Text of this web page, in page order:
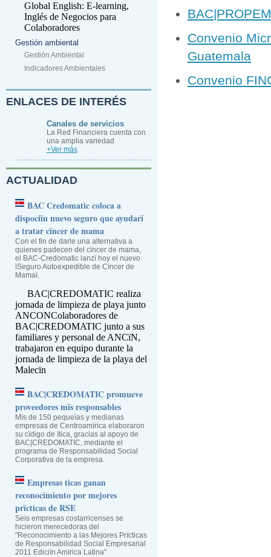
Global English: E-learning,
Inglés de Negocios para
Colaboradores
Gestión ambiental
Gestión Ambiental
Indicadores Ambientales
ENLACES DE INTERÉS
Canales de servicios
La Red Financiera cuenta con
una amplia variedad
+Ver más
ACTUALIDAD
BAC Credomatic coloca a
dispociïn nuevo seguro que ayudarï
a tratar cïncer de mama
Con el fin de darle una alternativa a
quienes padecen del cïncer de mama,
el BAC-Credomatic lanzï hoy el nuevo
ïSeguro Autoexpedible de Cïncer de
Mamaï.
BAC|CREDOMATIC realiza
jornada de limpieza de playa junto
ANCONColaboradores de
BAC|CREDOMATIC junto a sus
familiares y personal de ANCïN,
trabajaron en equipo durante la
jornada de limpieza de la playa del
Malecïn
BAC|CREDOMATIC promueve
proveedores mïs responsables
Mïs de 150 pequeïas y medianas
empresas de Centroamïrica elaboraron
su cïdigo de ïtica, gracias al apoyo de
BAC|CREDOMATIC, mediante el
programa de Responsabilidad Social
Corporativa de la empresa.
Empresas ticas ganan
reconocimiento por mejores
prïcticas de RSE
Seis empresas costarricenses se
hicieron merecedoras del
"Reconocimiento a las Mejores Prïcticas
de Responsabilidad Social Empresarial
2011 Ediciïn Amïrica Latina"
Convenio
Guatemala
Convenio